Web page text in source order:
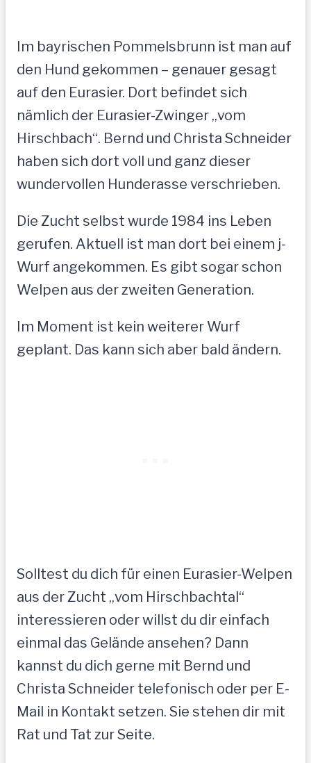
Im bayrischen Pommelsbrunn ist man auf
den Hund gekommen – genauer gesagt
auf den Eurasier. Dort befindet sich
nämlich der Eurasier-Zwinger „vom
Hirschbach“. Bernd und Christa Schneider
haben sich dort voll und ganz dieser
wundervollen Hunderasse verschrieben.
Die Zucht selbst wurde 1984 ins Leben
gerufen. Aktuell ist man dort bei einem j-
Wurf angekommen. Es gibt sogar schon
Welpen aus der zweiten Generation.
Im Moment ist kein weiterer Wurf
geplant. Das kann sich aber bald ändern.
Solltest du dich für einen Eurasier-Welpen
aus der Zucht „vom Hirschbachtal“
interessieren oder willst du dir einfach
einmal das Gelände ansehen? Dann
kannst du dich gerne mit Bernd und
Christa Schneider telefonisch oder per E-
Mail in Kontakt setzen. Sie stehen dir mit
Rat und Tat zur Seite.